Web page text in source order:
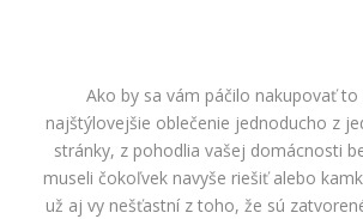
Ako by sa vám páčilo nakupovať to
najštýlovejšie oblečenie jednoducho z
stránky, z pohodlia vašej domácnosti
museli čokoľvek navyše riešiť alebo
už aj vy nešťastní z toho, že sú